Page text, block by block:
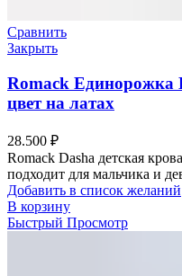
Сравнить
Закрыть
Romack Единорожка
цвет на латах
28.500 ₽
Romack Dasha детская
подходит для мальчика и
Добавить в список желаний
В корзину
Быстрый Просмотр